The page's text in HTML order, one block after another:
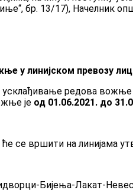
бр. 13/17), Начелник
у линијском превозу
усклађивање редова
је од 01.06.2021. до
ће се вршити на линијама
Бијења-Лакат-